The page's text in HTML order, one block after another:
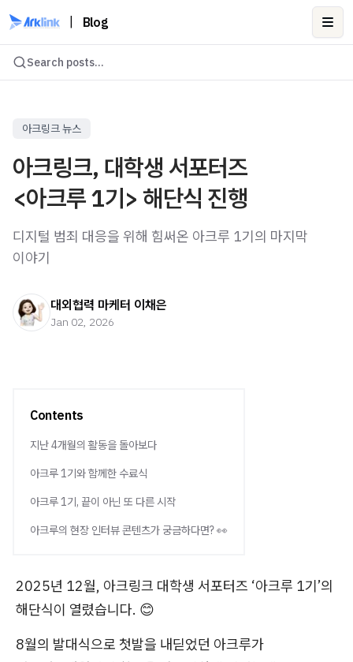
Blog
Search posts...
아크링크 뉴스
아크링크, 대학생 서포터즈
<아크루 1기> 해단식 진행
디지털 범죄 대응을 위해 힘써온 아크루 1기의 마지막
이야기
대외협력 마케터 이채은
Jan 02, 2026
Contents
지난 4개월의 활동을 돌아보다
아크루 1기와 함께한 수료식
아크루 1기, 끝이 아닌 또 다른 시작
아크루의 현장 인터뷰 콘텐츠가 궁금하다면? 👀
2025년 12월, 아크링크 대학생 서포터즈 ‘아크루 1기’의
해단식이 열렸습니다. 😊
8월의 발대식으로 첫발을 내딛었던 아크루가